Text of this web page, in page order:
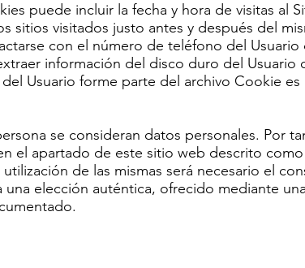
puede incluir la fecha y hora de visitas al
sitios visitados justo antes y después del
con el número de teléfono del
información del disco duro del Usuario
Usuario forme parte del archivo Cookie
se consideran datos personales. Por
el apartado de este sitio web descrito
de las mismas será necesario el
elección auténtica, ofrecido mediante